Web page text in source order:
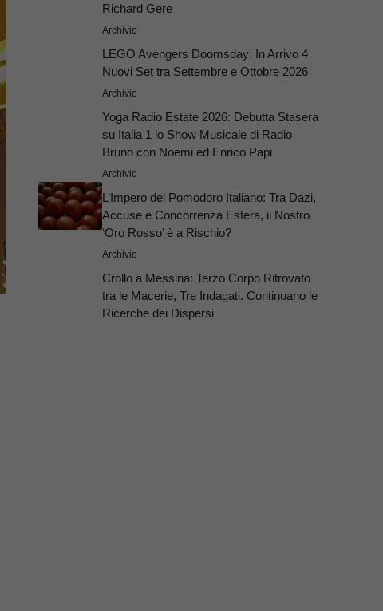
Richard Gere
Archivio
LEGO Avengers Doomsday: In Arrivo 4
Nuovi Set tra Settembre e Ottobre 2026
Archivio
Yoga Radio Estate 2026: Debutta Stasera
su Italia 1 lo Show Musicale di Radio
Bruno con Noemi ed Enrico Papi
Archivio
L’Impero del Pomodoro Italiano: Tra Dazi,
Accuse e Concorrenza Estera, il Nostro
‘Oro Rosso’ è a Rischio?
Archivio
Crollo a Messina: Terzo Corpo Ritrovato
tra le Macerie, Tre Indagati. Continuano le
Ricerche dei Dispersi